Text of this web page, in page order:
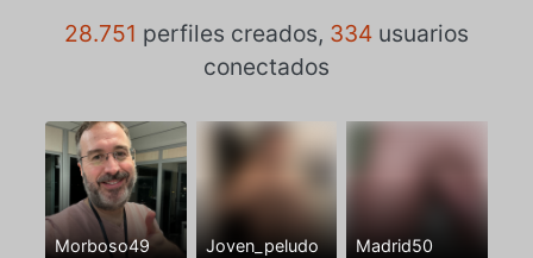
28.751 perfiles creados, 334 usuarios
conectados
Morboso49 Joven_peludo Madrid50